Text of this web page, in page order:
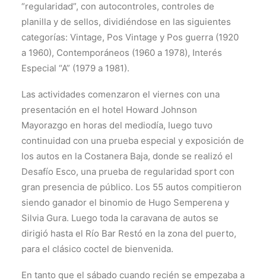
“regularidad”, con autocontroles, controles de
planilla y de sellos, dividiéndose en las siguientes
categorías: Vintage, Pos Vintage y Pos guerra (1920
a 1960), Contemporáneos (1960 a 1978), Interés
Especial “A” (1979 a 1981).
Las actividades comenzaron el viernes con una
presentación en el hotel Howard Johnson
Mayorazgo en horas del mediodía, luego tuvo
continuidad con una prueba especial y exposición de
los autos en la Costanera Baja, donde se realizó el
Desafío Esco, una prueba de regularidad sport con
gran presencia de público. Los 55 autos compitieron
siendo ganador el binomio de Hugo Semperena y
Silvia Gura. Luego toda la caravana de autos se
dirigió hasta el Río Bar Restó en la zona del puerto,
para el clásico coctel de bienvenida.
En tanto que el sábado cuando recién se empezaba a